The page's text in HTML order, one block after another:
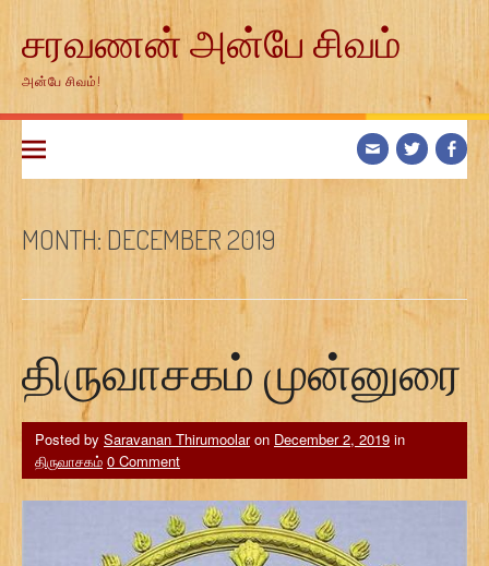
contentசரவணன் அன்பே சிவம்
அன்பே சிவம்!
MONTH: DECEMBER 2019
திருவாசகம் முன்னுரை
Posted by Saravanan Thirumoolaron December 2, 2019 in
திருவாசகம் 0 Comment